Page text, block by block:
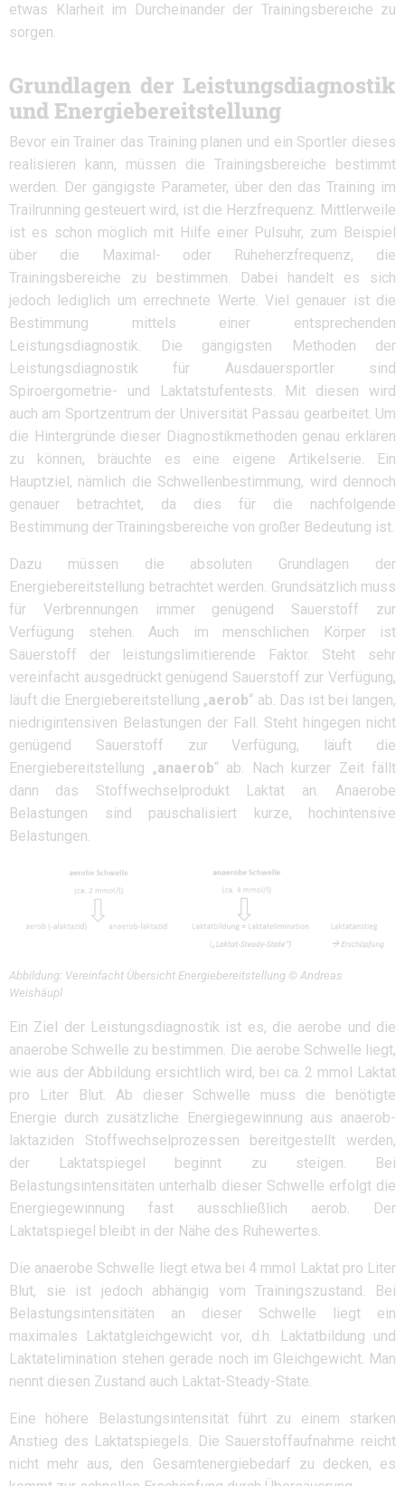
etwas Klarheit im Durcheinander der Trainingsbereiche zu
sorgen.
Grundlagen der Leistungsdiagnostik
und Energiebereitstellung
Bevor ein Trainer das Training planen und ein Sportler dieses
realisieren kann, müssen die Trainingsbereiche bestimmt
werden. Der gängigste Parameter, über den das Training im
Trailrunning gesteuert wird, ist die Herzfrequenz. Mittlerweile
ist es schon möglich mit Hilfe einer Pulsuhr, zum Beispiel
über die Maximal- oder Ruheherzfrequenz, die
Trainingsbereiche zu bestimmen. Dabei handelt es sich
jedoch lediglich um errechnete Werte. Viel genauer ist die
Bestimmung mittels einer entsprechenden
Leistungsdiagnostik. Die gängigsten Methoden der
Leistungsdiagnostik für Ausdauersportler sind
Spiroergometrie- und Laktatstufentests. Mit diesen wird
auch am Sportzentrum der Universität Passau gearbeitet. Um
die Hintergründe dieser Diagnostikmethoden genau erklären
zu können, bräuchte es eine eigene Artikelserie. Ein
Hauptziel, nämlich die Schwellenbestimmung, wird dennoch
genauer betrachtet, da dies für die nachfolgende
Bestimmung der Trainingsbereiche von großer Bedeutung ist.
Dazu müssen die absoluten Grundlagen der
Energiebereitstellung betrachtet werden. Grundsätzlich muss
für Verbrennungen immer genügend Sauerstoff zur
Verfügung stehen. Auch im menschlichen Körper ist
Sauerstoff der leistungslimitierende Faktor. Steht sehr
vereinfacht ausgedrückt genügend Sauerstoff zur Verfügung,
läuft die Energiebereitstellung „aerob“ ab. Das ist bei langen,
niedrigintensiven Belastungen der Fall. Steht hingegen nicht
genügend Sauerstoff zur Verfügung, läuft die
Energiebereitstellung „anaerob“ ab. Nach kurzer Zeit fällt
dann das Stoffwechselprodukt Laktat an. Anaerobe
Belastungen sind pauschalisiert kurze, hochintensive
Belastungen.
Abbildung: Vereinfacht Übersicht Energiebereitstellung © Andreas
Weishäupl
Ein Ziel der Leistungsdiagnostik ist es, die aerobe und die
anaerobe Schwelle zu bestimmen. Die aerobe Schwelle liegt,
wie aus der Abbildung ersichtlich wird, bei ca. 2 mmol Laktat
pro Liter Blut. Ab dieser Schwelle muss die benötigte
Energie durch zusätzliche Energiegewinnung aus anaerob-
laktaziden Stoffwechselprozessen bereitgestellt werden,
der Laktatspiegel beginnt zu steigen. Bei
Belastungsintensitäten unterhalb dieser Schwelle erfolgt die
Energiegewinnung fast ausschließlich aerob. Der
Laktatspiegel bleibt in der Nähe des Ruhewertes.
Die anaerobe Schwelle liegt etwa bei 4 mmol Laktat pro Liter
Blut, sie ist jedoch abhängig vom Trainingszustand. Bei
Belastungsintensitäten an dieser Schwelle liegt ein
maximales Laktatgleichgewicht vor, d.h. Laktatbildung und
Laktatelimination stehen gerade noch im Gleichgewicht. Man
nennt diesen Zustand auch Laktat-Steady-State.
Eine höhere Belastungsintensität führt zu einem starken
Anstieg des Laktatspiegels. Die Sauerstoffaufnahme reicht
nicht mehr aus, den Gesamtenergiebedarf zu decken, es